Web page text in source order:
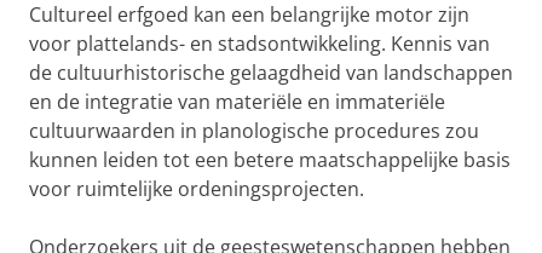
Cultureel erfgoed kan een belangrijke motor zijn
voor plattelands- en stadsontwikkeling. Kennis van
de cultuurhistorische gelaagdheid van landschappen
en de integratie van materiële en immateriële
cultuurwaarden in planologische procedures zou
kunnen leiden tot een betere maatschappelijke basis
voor ruimtelijke ordeningsprojecten.
Onderzoekers uit de geesteswetenschappen hebben